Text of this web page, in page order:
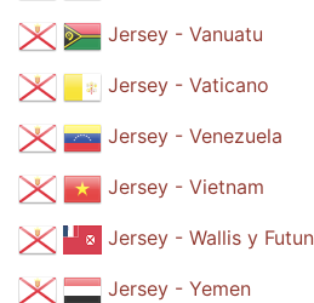
Jersey - Vanuatu
Jersey - Vaticano
Jersey - Venezuela
Jersey - Vietnam
Jersey - Wallis y
Jersey - Yemen